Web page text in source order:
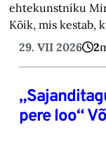
ehtekunstniku
Kõik, mis kestab,
29. VII 2026
2
pere loo“